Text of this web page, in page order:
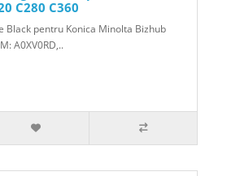
C280 C360
Black pentru Konica Minolta Bizhub
A0XV0RD,..